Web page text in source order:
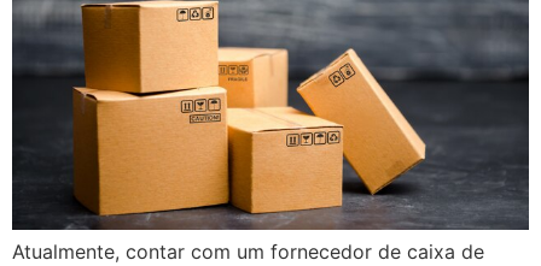
Atualmente, contar com um fornecedor de caixa de